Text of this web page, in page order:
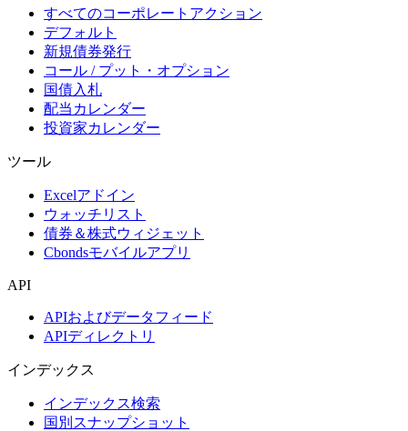
すべてのコーポレートアクション
デフォルト
新規債券発行
コール / プット・オプション
国債入札
配当カレンダー
投資家カレンダー
ツール
Excelアドイン
ウォッチリスト
債券＆株式ウィジェット
Cbondsモバイルアプリ
API
APIおよびデータフィード
APIディレクトリ
インデックス
インデックス検索
国別スナップショット